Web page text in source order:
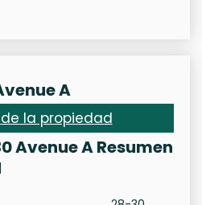
A
la propiedad
Avenue A Resumen